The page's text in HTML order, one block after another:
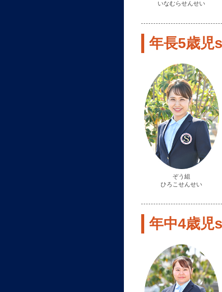
いなむらせんせい
年長5歳児
ぞう組
ひろこせんせい
年中4歳児